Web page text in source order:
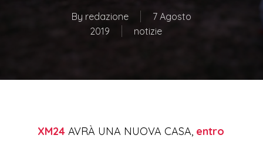
By redazione
7 Agosto
2019
notizie
XM24 AVRÀ UNA NUOVA CASA, entro